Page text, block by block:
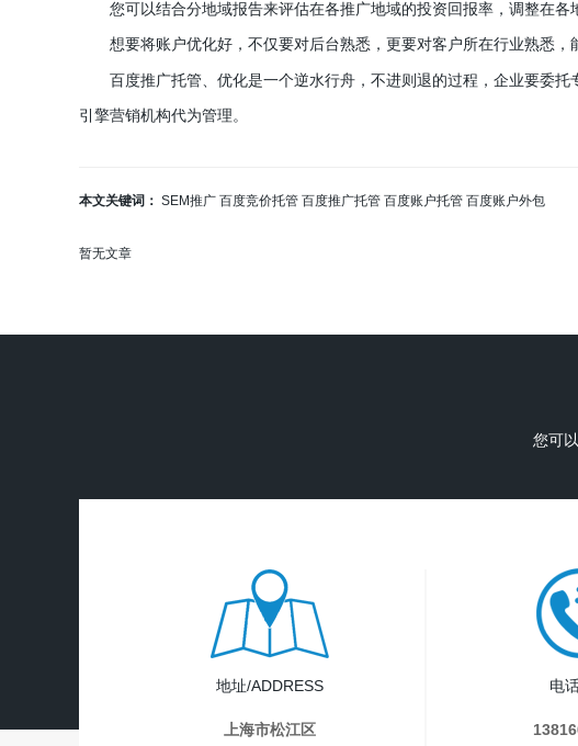
您可以结合分地域报告来评估在各推广地域的投资回报率，调整在各
想要将账户优化好，不仅要对后台熟悉，更要对客户所在行业熟悉
百度推广托管、优化是一个逆水行舟，不进则退的过程，企业要委托
引擎营销机构代为管理。
本文关键词： SEM推广 百度竞价托管 百度推广托管 百度账户托管 百度账户外包
暂无文章
您可
地址/ADDRESS
上海市松江区
电